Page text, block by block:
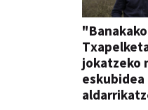
"Banakako
jokatzeko
eskubidea